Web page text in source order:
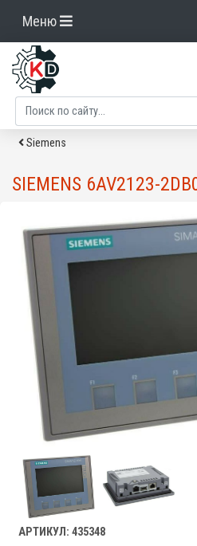
Меню
Siemens
SIEMENS 6AV2123-
АРТИКУЛ: 435348